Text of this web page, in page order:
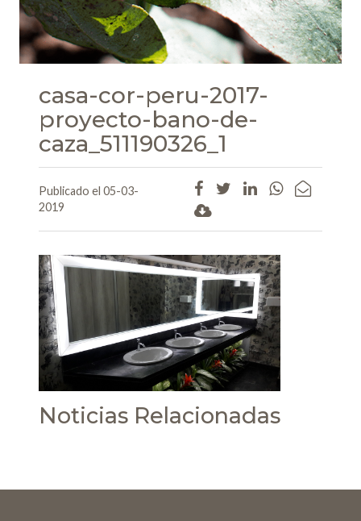
casa-cor-peru-2017-
proyecto-bano-de-
caza_511190326_1
Publicado el 05-03-
2019
Noticias Relacionadas